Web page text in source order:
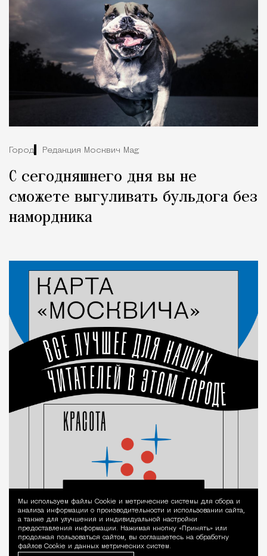
Город Редакция Москвич Mag
C сегодняшнего дня вы не
сможете выгуливать бульдога без
намордника
Уведомление
Мы используем файлы Сookie и метрические системы для сбора и
анализа информации о производительности и использовании сайта,
а также для улучшения и индивидуальной настройки
предоставления информации. Нажимая кнопку «Принять» или
продолжая пользоваться сайтом, вы соглашаетесь на обработку
файлов Cookie и данных метрических систем.